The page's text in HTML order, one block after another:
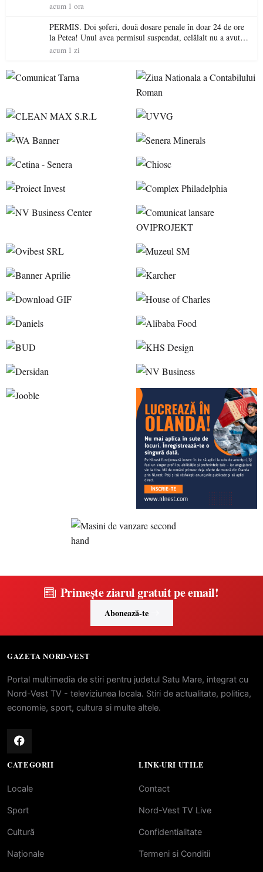
acum 1 ora
PERMIS. Doi șoferi, două dosare penale în doar 24 de ore
la Petea! Unul avea permisul suspendat, celălalt nu a avut
niciodată permis
acum 1 zi
Primește ziarul gratuit pe email!
Abonează-te
GAZETA NORD-VEST
Portal multimedia de stiri pentru judetul Satu Mare, integrat cu
Nord-Vest TV - televiziunea locala. Stiri de actualitate, politica,
economie, sport, cultura si multe altele.
CATEGORII
Locale
Sport
Cultură
Naționale
LINK-URI UTILE
Contact
Nord-Vest TV Live
Confidentialitate
Termeni si Conditii